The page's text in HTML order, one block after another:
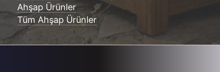
Ahşap Ürünler
Tüm Ahşap Ürünler